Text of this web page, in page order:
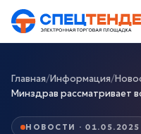
Главная/Информация/
Минздрав рассматривает
НОВОСТИ · 01.05.2025